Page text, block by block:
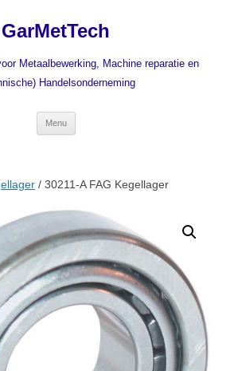
GarMetTech
Metaalbewerking, Machine reparatie en
Handelsonderneming
Menu
/ 30211-A FAG Kegellager